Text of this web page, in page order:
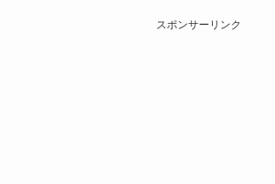
スポンサーリンク